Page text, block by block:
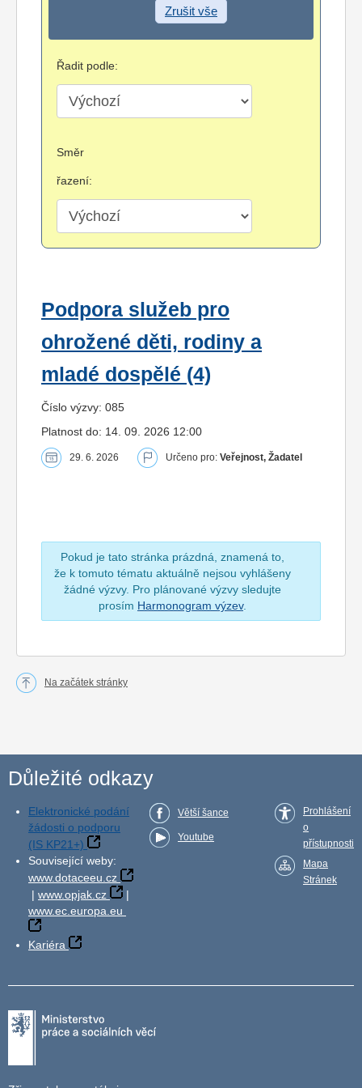
Zrušit vše
Řadit podle:
Směr
řazení:
Podpora služeb pro
ohrožené děti, rodiny a
mladé dospělé (4)
Číslo výzvy: 085
Platnost do: 14. 09. 2026 12:00
29. 6. 2026 Určeno pro: Veřejnost, Žadatel
Pokud je tato stránka prázdná, znamená to,
že k tomuto tématu aktuálně nejsou vyhlášeny
žádné výzvy. Pro plánované výzvy sledujte
prosím Harmonogram výzev.
Na začátek stránky
Důležité odkazy
Elektronické podání
žádosti o podporu
(IS KP21+)
Související weby:
www.dotaceeu.cz
| www.opjak.cz
|
www.ec.europa.eu
Kariéra
Větší šance
Youtube
Prohlášení
o
přístupnosti
Mapa
Stránek